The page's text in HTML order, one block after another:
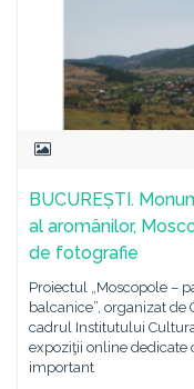
BUCUREȘTI.
al aromânilor,
de fotografie
Proiectul „Moscopole –
balcanice”, organizat
cadrul Institutului
expoziţii online dedicate
important